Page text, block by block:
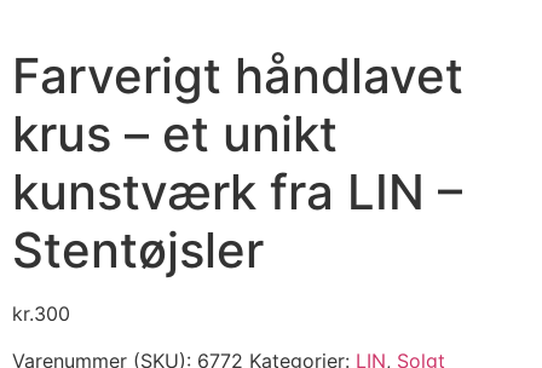
Farverigt håndlavet
krus – et unikt
kunstværk fra LIN –
Stentøjsler
kr.300
Varenummer (SKU): 6772 Kategorier: LIN, Solgt